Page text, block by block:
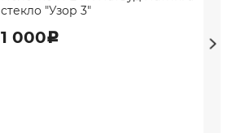
стекло "Узор 3"
1 000c